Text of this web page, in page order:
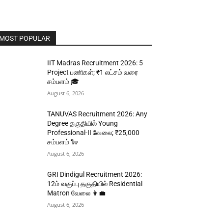
POPULAR
IIT Madras Recruitment 2026: 5
Project பணிகள்; ₹1 லட்சம் வரை
சம்பளம் 🎓
August 6, 2026
TANUVAS Recruitment 2026: Any
Degree தகுதியில் Young
Professional-II வேலை; ₹25,000
சம்பளம் 🐑
August 6, 2026
GRI Dindigul Recruitment 2026:
12ம் வகுப்பு தகுதியில் Residential
Matron வேலை 👩‍💼
August 6, 2026